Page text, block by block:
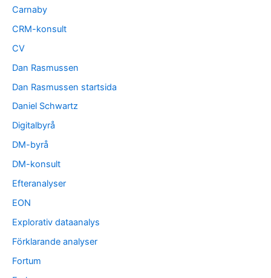
Carnaby
CRM-konsult
CV
Dan Rasmussen
Dan Rasmussen startsida
Daniel Schwartz
Digitalbyrå
DM-byrå
DM-konsult
Efteranalyser
EON
Explorativ dataanalys
Förklarande analyser
Fortum